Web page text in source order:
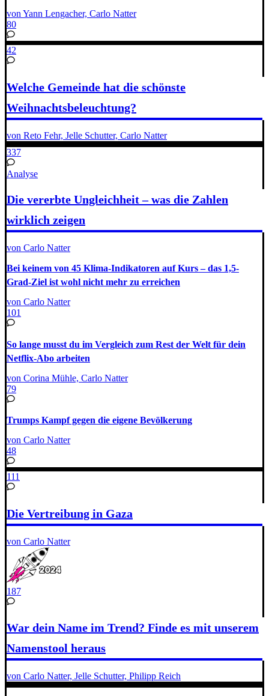
von Yann Lengacher, Carlo Natter
80
42
Welche Gemeinde hat die schönste
Weihnachtsbeleuchtung?
von Reto Fehr, Jelle Schutter, Carlo Natter
337
Analyse
Die vererbte Ungleichheit – was die Zahlen
wirklich zeigen
von Carlo Natter
Bei keinem von 45 Klima-Indikatoren auf Kurs – das 1,5-
Grad-Ziel ist wohl nicht mehr zu erreichen
von Carlo Natter
101
So lange musst du im Vergleich zum Rest der Welt für dein
Netflix-Abo arbeiten
von Corina Mühle, Carlo Natter
79
Trumps Kampf gegen die eigene Bevölkerung
von Carlo Natter
48
111
Die Vertreibung in Gaza
von Carlo Natter
187
War dein Name im Trend? Finde es mit unserem
Namenstool heraus
von Carlo Natter, Jelle Schutter, Philipp Reich